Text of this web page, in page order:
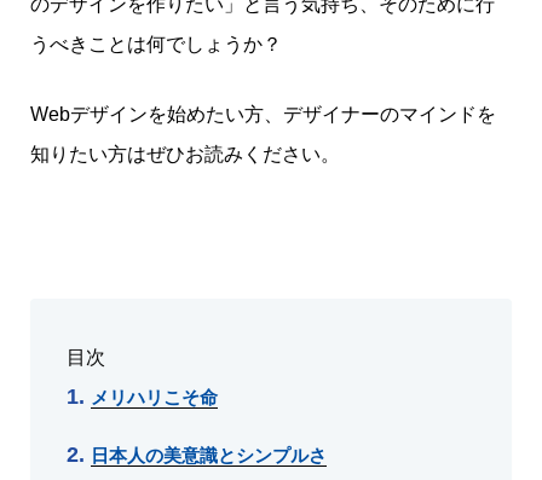
うべきことは何でしょうか？
Webデザインを始めたい方、デザイナーのマインドを
知りたい方はぜひお読みください。
目次
メリハリこそ命
日本人の美意識とシンプルさ